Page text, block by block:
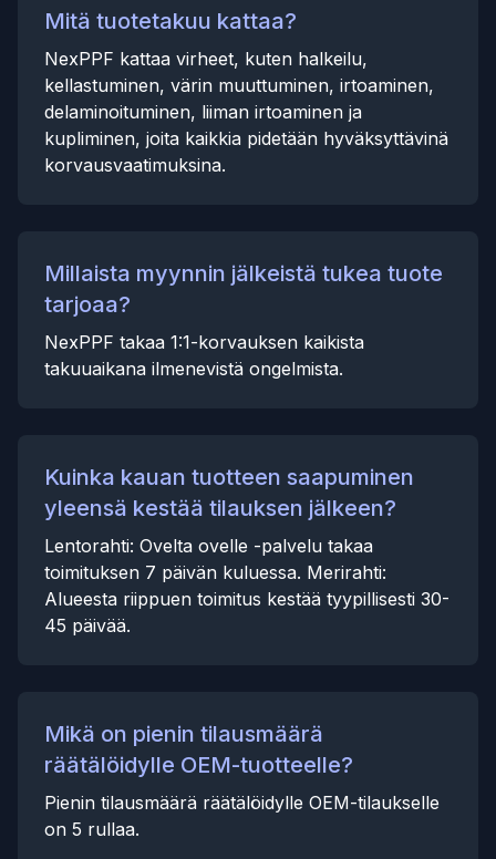
Mitä tuotetakuu kattaa?
NexPPF kattaa virheet, kuten halkeilu,
kellastuminen, värin muuttuminen, irtoaminen,
delaminoituminen, liiman irtoaminen ja
kupliminen, joita kaikkia pidetään hyväksyttävinä
korvausvaatimuksina.
Millaista myynnin jälkeistä tukea tuote
tarjoaa?
NexPPF takaa 1:1-korvauksen kaikista
takuuaikana ilmenevistä ongelmista.
Kuinka kauan tuotteen saapuminen
yleensä kestää tilauksen jälkeen?
Lentorahti: Ovelta ovelle -palvelu takaa
toimituksen 7 päivän kuluessa. Merirahti:
Alueesta riippuen toimitus kestää tyypillisesti 30-
45 päivää.
Mikä on pienin tilausmäärä
räätälöidylle OEM-tuotteelle?
Pienin tilausmäärä räätälöidylle OEM-tilaukselle
on 5 rullaa.